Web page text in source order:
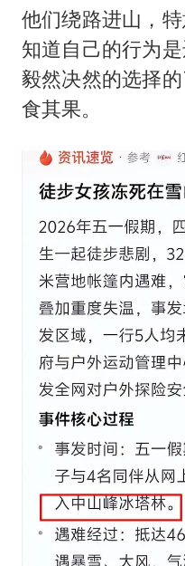
他们绕路进山，
知道自己的行为
毅然决然的选择
食其果。